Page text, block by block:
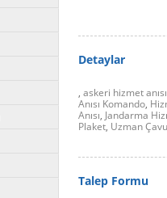
Detaylar
, askeri hizmet anısı
Anısı Komando,
Anısı, Jandarma
Plaket, Uzman
Talep Formu